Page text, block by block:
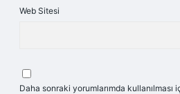
Web Sitesi
Daha sonraki yorumlarımda kullanılması